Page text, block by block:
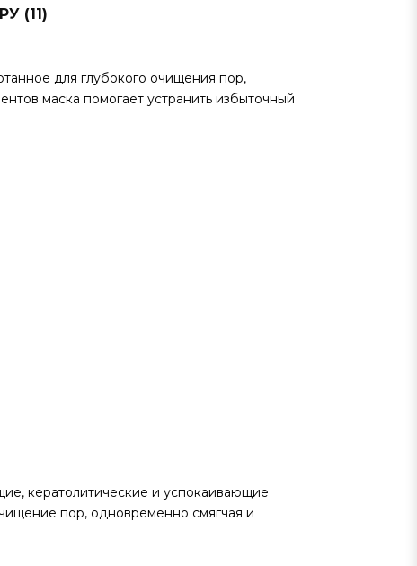
(11)
для глубокого очищения пор,
маска помогает устранить избыточный
кератолитические и успокаивающие
пор, одновременно смягчая и